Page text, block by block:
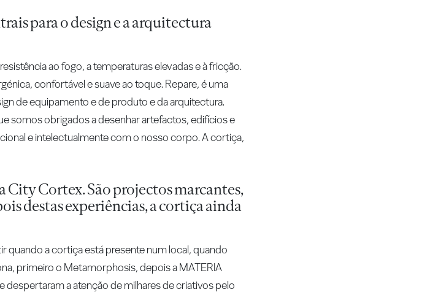
para o design e a arquitectura
ao fogo, a temperaturas elevadas e à fricção.
confortável e suave ao toque. Repare, é uma
de equipamento e de produto e da arquitectura.
somos obrigados a desenhar artefactos, edifícios e
e intelectualmente com o nosso corpo. A cortiça,
Cortex. São projectos marcantes,
destas experiências, a cortiça ainda
quando a cortiça está presente num local, quando
primeiro o Metamorphosis, depois a MATERIA
despertaram a atenção de milhares de criativos pelo